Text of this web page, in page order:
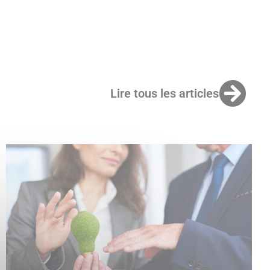
Lire tous les articles